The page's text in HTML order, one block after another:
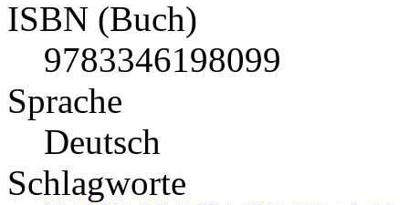
ISBN (Buch)
9783346198099
Sprache
Deutsch
Schlagworte